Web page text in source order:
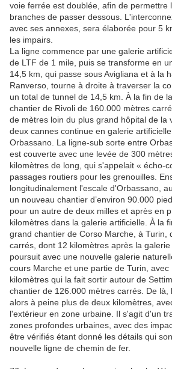
voie ferrée est doublée, afin de permettre
branches de passer dessous.
avec ses annexes, sera élaborée pour 5
les impairs.
La ligne commence par une galerie
de LTF de 1 mile, puis se transforme en
14,5 km, qui passe sous Avigliana et à la
Ranverso, tourne à droite à traverser la
un total de tunnel de 14,5 km. À la fin de
chantier de Rivoli de 160.000 mètres
de mètres loin du plus grand hôpital de la
deux cannes continue en galerie
Orbassano. La ligne-sub sorte entre
est couverte avec une levée de 300
kilomètres de long, qui s'appelait « écho-
passages routiers pour les grenouilles.
longitudinalement l'escale d'Orbassano,
un nouveau chantier d’environ 90.000
pour un autre de deux milles et après en
kilomètres dans la galerie artificielle. À la
grand chantier de Corso Marche, à Turin,
carrés, dont 12 kilomètres après la
poursuit avec une nouvelle galerie
cours Marche et une partie de Turin,
kilomètres qui la fait sortir autour de
chantier de 126.000 mètres carrés. De là,
alors à peine plus de deux kilomètres,
l'extérieur en zone urbaine. Il s'agit d'un
zones profondes urbaines, avec des
être vérifiés étant donné les détails qui
nouvelle ligne de chemin de fer.